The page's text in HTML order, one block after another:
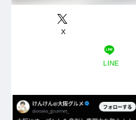
X
LINE